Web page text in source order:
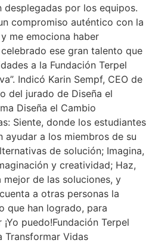
por los equipos.
compromiso auténtico con la
me emociona haber
ese gran talento que
a la Fundación Terpel
Indicó Karin Sempf, CEO de
del jurado de Diseña el
Diseña el Cambio
Siente, donde los estudiantes
ayudar a los miembros de su
de solución; Imagina,
y creatividad; Haz,
de las soluciones, y
a otras personas la
que han logrado, para
puedo!Fundación Terpel
Transformar Vidas